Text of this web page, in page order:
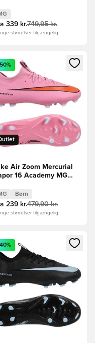
339 kr.749,95 kr.
størrelser tilgængelig
tilmelde dig som
en Modal til at logge
Air Zoom Mercurial
16 Academy MG
Sort/Orange Børn
Børn
239 kr.479,90 kr.
størrelser tilgængelig
tilmelde dig som
en Modal til at logge